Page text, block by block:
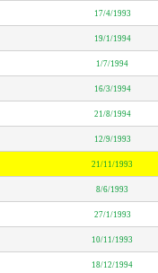
17/4/1993
19/1/1994
1/7/1994
16/3/1994
21/8/1994
12/9/1993
21/11/1993
8/6/1993
27/1/1993
10/11/1993
18/12/1994